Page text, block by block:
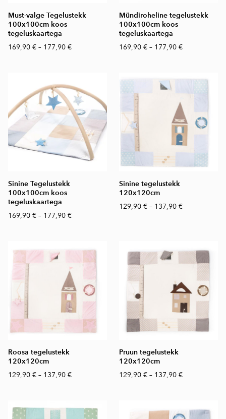
Must-valge Tegelustekk
100x100cm koos
tegeluskaartega
169,90 € – 177,90 €
Mündiroheline tegelustekk
100x100cm koos
tegeluskaartega
169,90 € – 177,90 €
Sinine Tegelustekk
100x100cm koos
tegeluskaartega
169,90 € – 177,90 €
Sinine tegelustekk
120x120cm
129,90 € – 137,90 €
Roosa tegelustekk
120x120cm
129,90 € – 137,90 €
Pruun tegelustekk
120x120cm
129,90 € – 137,90 €